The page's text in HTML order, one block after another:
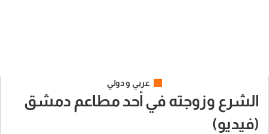
عربي و دولي
الشرع وزوجته في أحد مطاعم دمشق
(فيديو)